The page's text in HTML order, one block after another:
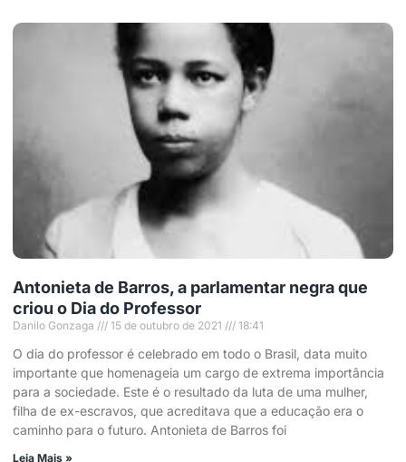
Antonieta de Barros, a parlamentar negra que
criou o Dia do Professor
Danilo Gonzaga 15 de outubro de 2021 18:41
O dia do professor é celebrado em todo o Brasil, data muito
importante que homenageia um cargo de extrema importância
para a sociedade. Este é o resultado da luta de uma mulher,
filha de ex-escravos, que acreditava que a educação era o
caminho para o futuro. Antonieta de Barros foi
Leia Mais »